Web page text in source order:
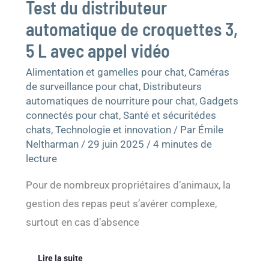
Test du distributeur
automatique de croquettes 3,
5 L avec appel vidéo
Alimentation et gamelles pour chat, Caméras
de surveillance pour chat, Distributeurs
automatiques de nourriture pour chat, Gadgets
connectés pour chat,Santé et sécuritédes
chats,Technologie et innovation / Par Émile
Neltharman /29 juin 2025 /4 minutes de
lecture
Pour de nombreux propriétaires d’animaux, la
gestion des repas peut s’avérer complexe,
surtout en cas d’absence
Lire la suite